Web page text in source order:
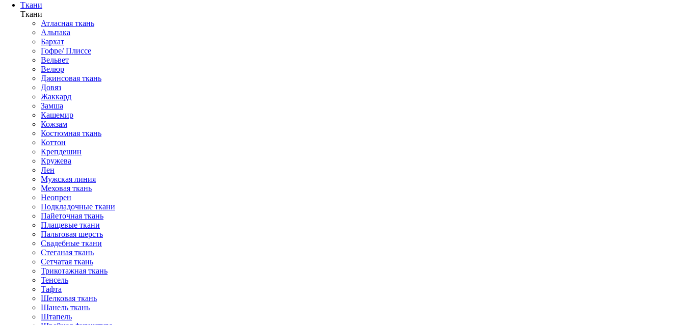
Ткани
Ткани
Атласная ткань
Альпака
Бархат
Гофре/ Плиссе
Вельвет
Велюр
Джинсовая ткань
Довяз
Жаккард
Замша
Кашемир
Кожзам
Костюмная ткань
Коттон
Крепдешин
Кружева
Лен
Мужская линия
Меховая ткань
Неопрен
Подкладочные ткани
Пайеточная ткань
Плащевые ткани
Пальтовая шерсть
Свадебные ткани
Стеганая ткань
Сетчатая ткань
Трикотажная ткань
Тенсель
Тафта
Шелковая ткань
Шанель ткань
Штапель